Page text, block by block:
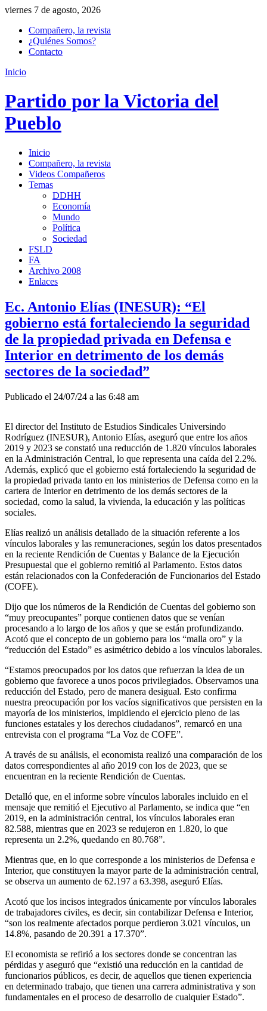
viernes 7 de agosto, 2026
Compañero, la revista
¿Quiénes Somos?
Contacto
Inicio
Partido por la Victoria del
Pueblo
Inicio
Compañero, la revista
Videos Compañeros
Temas
DDHH
Economía
Mundo
Política
Sociedad
FSLD
FA
Archivo 2008
Enlaces
Ec. Antonio Elías (INESUR): “El
gobierno está fortaleciendo la seguridad
de la propiedad privada en Defensa e
Interior en detrimento de los demás
sectores de la sociedad”
Publicado el 24/07/24 a las 6:48 am
El director del Instituto de Estudios Sindicales Universindo
Rodríguez (INESUR), Antonio Elías, aseguró que entre los años
2019 y 2023 se constató una reducción de 1.820 vínculos laborales
en la Administración Central, lo que representa una caída del 2.2%.
Además, explicó que el gobierno está fortaleciendo la seguridad de
la propiedad privada tanto en los ministerios de Defensa como en la
cartera de Interior en detrimento de los demás sectores de la
sociedad, como la salud, la vivienda, la educación y las políticas
sociales.
Elías realizó un análisis detallado de la situación referente a los
vínculos laborales y las remuneraciones, según los datos presentados
en la reciente Rendición de Cuentas y Balance de la Ejecución
Presupuestal que el gobierno remitió al Parlamento. Estos datos
están relacionados con la Confederación de Funcionarios del Estado
(COFE).
Dijo que los números de la Rendición de Cuentas del gobierno son
“muy preocupantes” porque contienen datos que se venían
procesando a lo largo de los años y que se están profundizando.
Acotó que el concepto de un gobierno para los “malla oro” y la
“reducción del Estado” es asimétrico debido a los vínculos laborales.
“Estamos preocupados por los datos que refuerzan la idea de un
gobierno que favorece a unos pocos privilegiados. Observamos una
reducción del Estado, pero de manera desigual. Esto confirma
nuestra preocupación por los vacíos significativos que persisten en la
mayoría de los ministerios, impidiendo el ejercicio pleno de las
funciones estatales y los derechos ciudadanos”, remarcó en una
entrevista con el programa “La Voz de COFE”.
A través de su análisis, el economista realizó una comparación de los
datos correspondientes al año 2019 con los de 2023, que se
encuentran en la reciente Rendición de Cuentas.
Detalló que, en el informe sobre vínculos laborales incluido en el
mensaje que remitió el Ejecutivo al Parlamento, se indica que “en
2019, en la administración central, los vínculos laborales eran
82.588, mientras que en 2023 se redujeron en 1.820, lo que
representa un 2.2%, quedando en 80.768”.
Mientras que, en lo que corresponde a los ministerios de Defensa e
Interior, que constituyen la mayor parte de la administración central,
se observa un aumento de 62.197 a 63.398, aseguró Elías.
Acotó que los incisos integrados únicamente por vínculos laborales
de trabajadores civiles, es decir, sin contabilizar Defensa e Interior,
“son los realmente afectados porque perdieron 3.021 vínculos, un
14.8%, pasando de 20.391 a 17.370”.
El economista se refirió a los sectores donde se concentran las
pérdidas y aseguró que “existió una reducción en la cantidad de
funcionarios públicos, es decir, de aquellos que tienen experiencia
en determinado trabajo, que tienen una carrera administrativa y son
fundamentales en el proceso de desarrollo de cualquier Estado”.